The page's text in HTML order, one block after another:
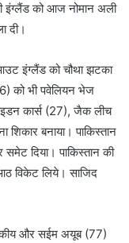
इंग्लैंड को आज नोमान अली
दी।
इंग्लैंड को चौथा झटका
को भी पवेलियन भेज
कार्स (27), जैक लीच
बनाया। पाकिस्तान
दिया। पाकिस्तान की
विकेट लिये। साजिद
और सईम अयूब (77)